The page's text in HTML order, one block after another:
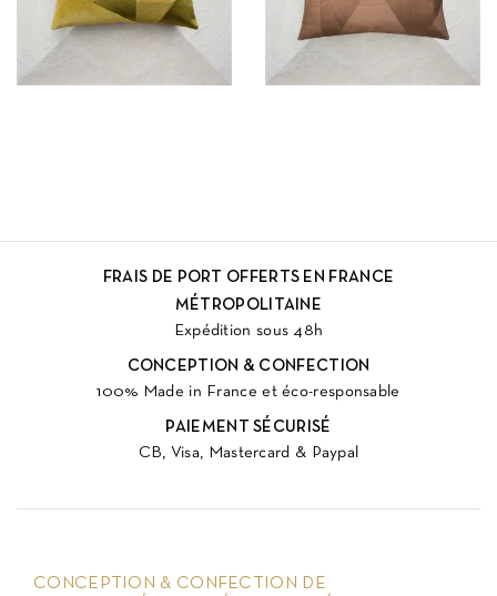
FRAIS DE PORT OFFERTS EN FRANCE
MÉTROPOLITAINE
Expédition sous 48h
CONCEPTION & CONFECTION
100% Made in France et éco-responsable
PAIEMENT SÉCURISÉ
CB, Visa, Mastercard & Paypal
CONCEPTION & CONFECTION DE